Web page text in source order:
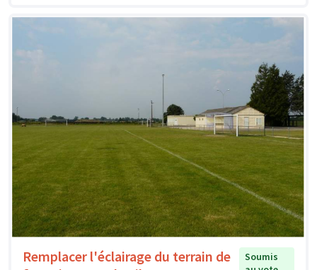
Remplacer l'éclairage du terrain de
Soumis